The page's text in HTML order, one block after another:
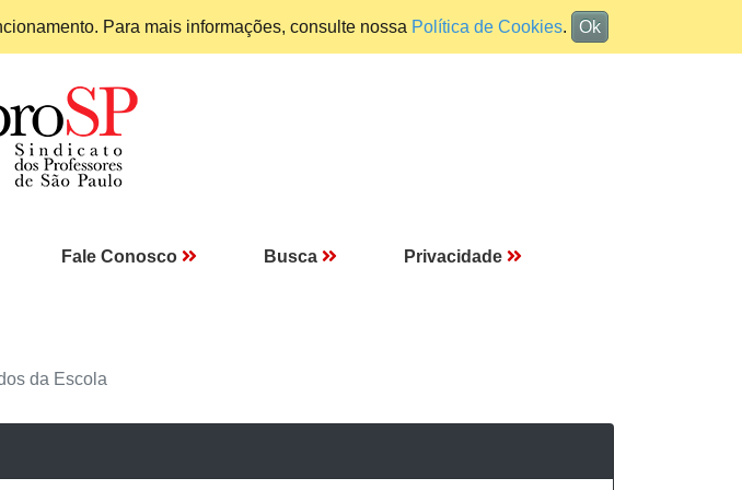
Para mais informações, consulte nossa Política de Cookies. Ok
Fale Conosco Busca Privacidade
da Escola